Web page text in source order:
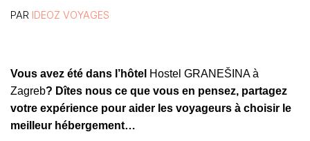
PAR IDEOZ VOYAGES
Vous avez été dans l’hôtel Hostel GRANEŠINA à
Zagreb? Dîtes nous ce que vous en pensez, partagez
votre expérience pour aider les voyageurs à choisir le
meilleur hébergement…